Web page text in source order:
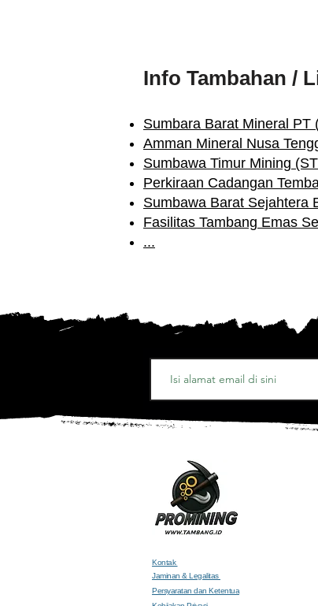
Info Tambahan /
Sumbara Barat Mineral PT
Amman Mineral Nusa
Sumbawa Timur Mining
Perkiraan Cadangan
Sumbawa Barat Sejahtera
Fasilitas Tambang Emas
...
Kontak
Jaminan & Legalitas
Persyaratan dan Ketentua